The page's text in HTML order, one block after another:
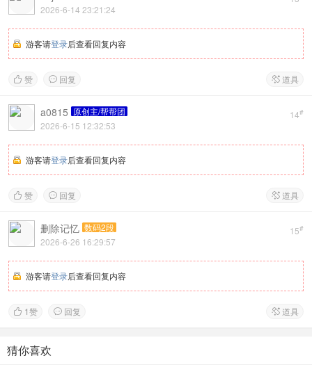
2026-6-14 23:21:24
游客请登录后查看回复内容
 赞  回复  道具
14#
a0815 原创主/帮帮团
2026-6-15 12:32:53
游客请登录后查看回复内容
 赞  回复  道具
15#
删除记忆 数码2段
2026-6-26 16:29:57
游客请登录后查看回复内容
 1赞  回复  道具
猜你喜欢